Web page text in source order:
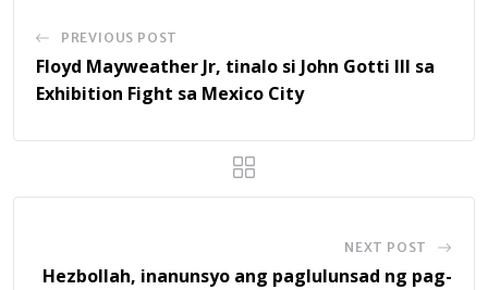
PREVIOUS POST
Floyd Mayweather Jr, tinalo si John Gotti III sa
Exhibition Fight sa Mexico City
NEXT POST
Hezbollah, inanunsyo ang paglulunsad ng pag-